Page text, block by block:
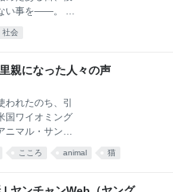
い事を――。 智
け合うが、会話
描く、夫婦再
社会
親になった人々の声
れたのち、引
国ワイオミング
ニマル・サンク
外に出かけたと
ビーグルと、
コーミエ氏が生
こころ animal 猫